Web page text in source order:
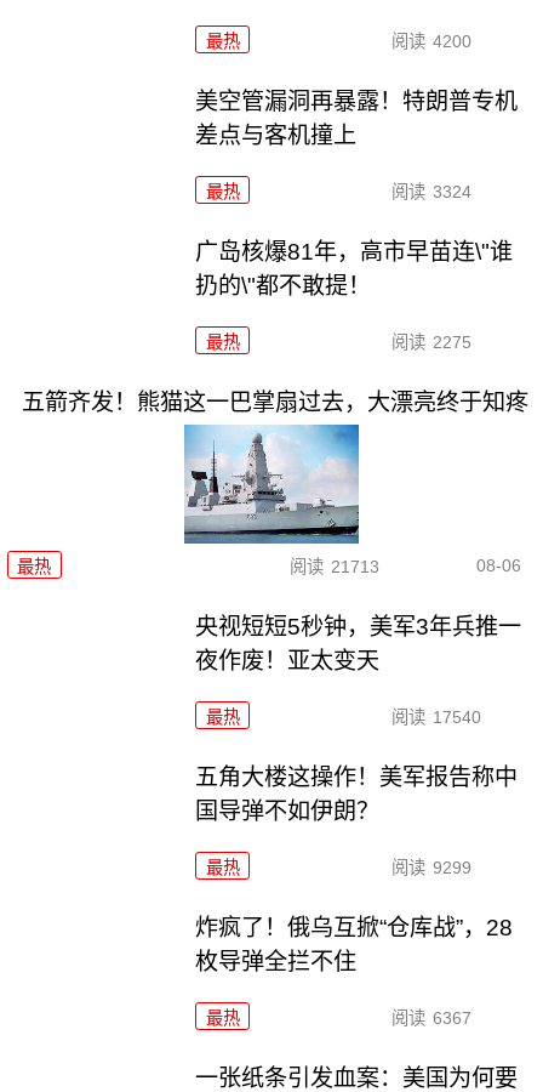
最热 阅读 4200
美空管漏洞再暴露！特朗普专机
差点与客机撞上
最热 阅读 3324
广岛核爆81年，高市早苗连\"谁
扔的\"都不敢提！
最热 阅读 2275
五箭齐发！熊猫这一巴掌扇过去，大漂亮终于知疼
最热 阅读 21713 08-06
央视短短5秒钟，美军3年兵推一
夜作废！亚太变天
最热 阅读 17540
五角大楼这操作！美军报告称中
国导弹不如伊朗？
最热 阅读 9299
炸疯了！俄乌互掀“仓库战”，28
枚导弹全拦不住
最热 阅读 6367
一张纸条引发血案：美国为何要